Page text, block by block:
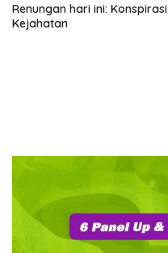
Renungan hari ini: Konspirasi
Kejahatan